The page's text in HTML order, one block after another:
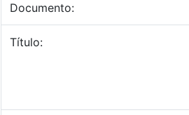
Documento:
Título: